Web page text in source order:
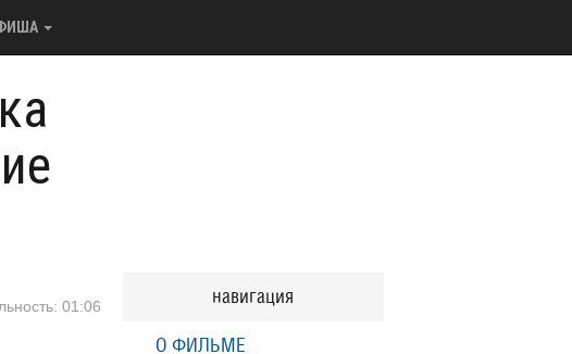
01:06 навигация
О ФИЛЬМЕ